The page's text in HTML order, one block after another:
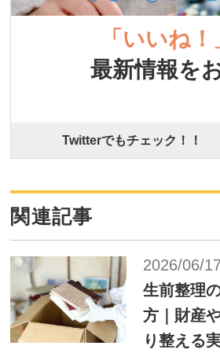
「いいね！
最新情報を
Twitterでもチェック！！
関連記事
2026/06/17
生前整理
方｜財産
り整える